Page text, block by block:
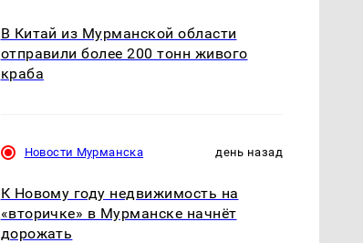
В Китай из Мурманской области
отправили более 200 тонн живого
краба
Новости Мурманска день назад
К Новому году недвижимость на
«вторичке» в Мурманске начнёт
дорожать